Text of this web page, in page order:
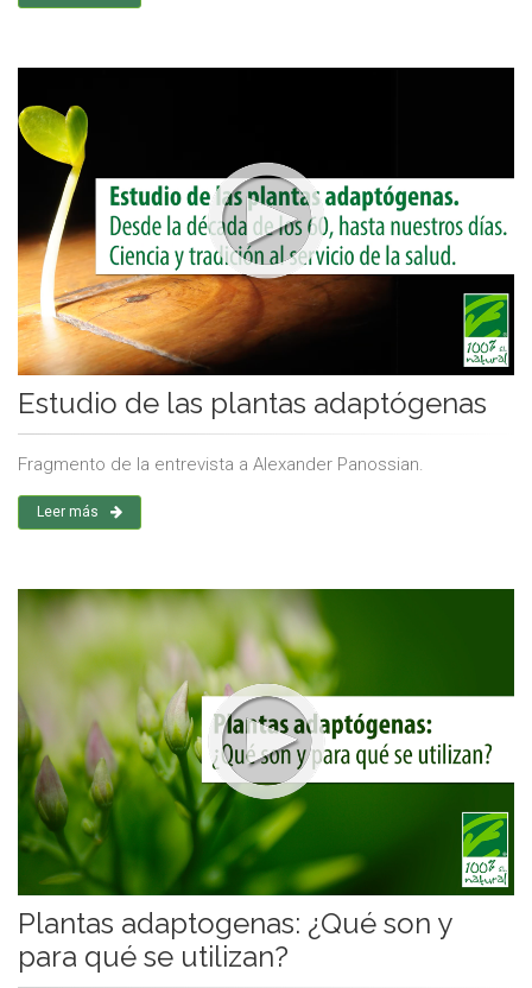
Estudio de las plantas adaptógenas
Fragmento de la entrevista a Alexander Panossian.
Leer más
Plantas adaptogenas: ¿Qué son y
para qué se utilizan?